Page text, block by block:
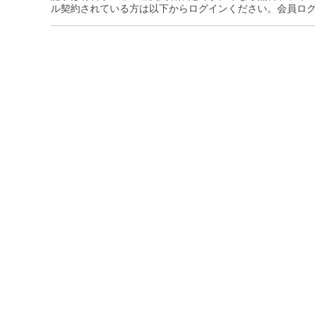
ル契約されている方は以下からログインください。会員ロ